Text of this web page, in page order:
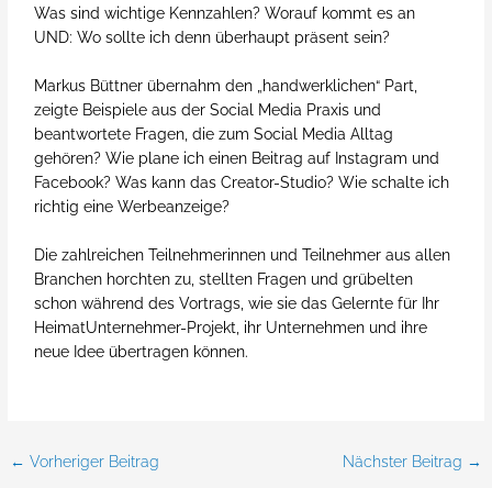
Was sind wichtige Kennzahlen? Worauf kommt es an
UND: Wo sollte ich denn überhaupt präsent sein?
Markus Büttner übernahm den „handwerklichen“ Part,
zeigte Beispiele aus der Social Media Praxis und
beantwortete Fragen, die zum Social Media Alltag
gehören? Wie plane ich einen Beitrag auf Instagram und
Facebook? Was kann das Creator-Studio? Wie schalte ich
richtig eine Werbeanzeige?
Die zahlreichen Teilnehmerinnen und Teilnehmer aus allen
Branchen horchten zu, stellten Fragen und grübelten
schon während des Vortrags, wie sie das Gelernte für Ihr
HeimatUnternehmer-Projekt, ihr Unternehmen und ihre
neue Idee übertragen können.
← Vorheriger Beitrag Nächster Beitrag →